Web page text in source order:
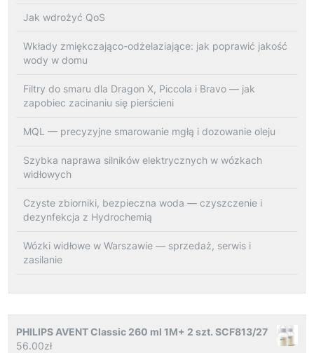
Jak wdrożyć QoS
Wkłady zmiękczająco-odżelaziające: jak poprawić jakość
wody w domu
Filtry do smaru dla Dragon X, Piccola i Bravo — jak
zapobiec zacinaniu się pierścieni
MQL — precyzyjne smarowanie mgłą i dozowanie oleju
Szybka naprawa silników elektrycznych w wózkach
widłowych
Czyste zbiorniki, bezpieczna woda — czyszczenie i
dezynfekcja z Hydrochemią
Wózki widłowe w Warszawie — sprzedaż, serwis i
zasilanie
PHILIPS AVENT Classic 260 ml 1M+ 2 szt. SCF813/27
56.00zł